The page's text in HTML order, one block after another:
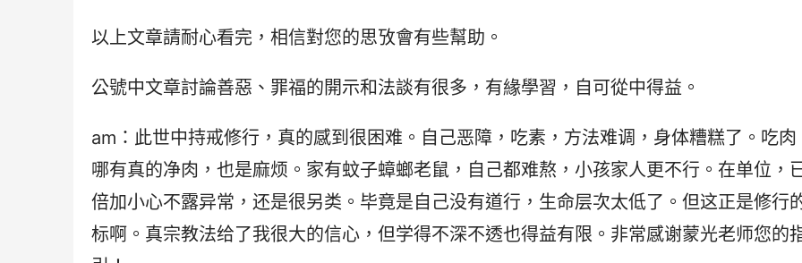
以上文章請耐心看完，相信對您的思攷會有些幫助。
公號中文章討論善惡、罪福的開示和法談有很多，有緣學習，自可從中得益。
am：此世中持戒修行，真的感到很困难。自己恶障，吃素，方法难调，身体糟糕了。吃肉
哪有真的净肉，也是麻烦。家有蚊子蟑螂老鼠，自己都难熬，小孩家人更不行。在单位，
倍加小心不露异常，还是很另类。毕竟是自己没有道行，生命层次太低了。但这正是修行
标啊。真宗教法给了我很大的信心，但学得不深不透也得益有限。非常感谢蒙光老师您的